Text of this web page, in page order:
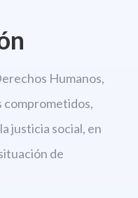
Humanos,
comprometidos,
justicia social, en
de